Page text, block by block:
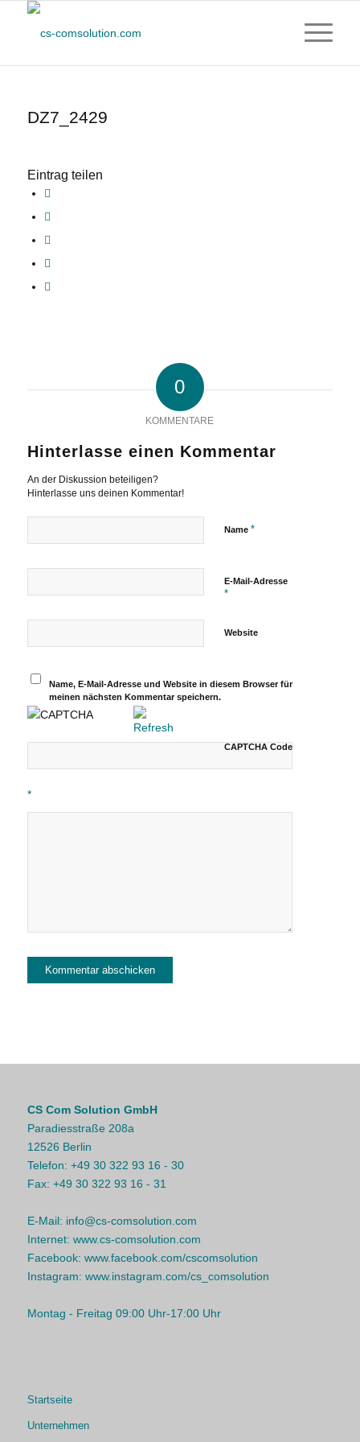
DZ7_2429
Eintrag teilen
0
KOMMENTARE
Hinterlasse einen Kommentar
An der Diskussion beteiligen?
Hinterlasse uns deinen Kommentar!
Name *
E-Mail-Adresse
*
Website
Name, E-Mail-Adresse und Website in diesem Browser für
meinen nächsten Kommentar speichern.
CAPTCHA Code
*
CS Com Solution GmbH
Paradiesstraße 208a
12526 Berlin
Telefon: +49 30 322 93 16 - 30
Fax: +49 30 322 93 16 - 31
E-Mail: info@cs-comsolution.com
Internet: www.cs-comsolution.com
Facebook: www.facebook.com/cscomsolution
Instagram: www.instagram.com/cs_comsolution
Montag - Freitag 09:00 Uhr-17:00 Uhr
Startseite
Unternehmen